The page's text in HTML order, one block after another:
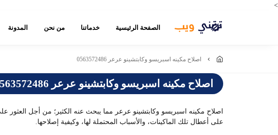
>
الصفحة الرئيسية خدماتنا من نحن المدونة
اصلاح مكينه اسبريسو وكابتشينو عرعر 0563572486
اصلاح مكينه اسبريسو وكابتشينو عرعر 0563572486
اصلاح مكينه اسبريسو وكابتشينو عرعر مما يبحث عنه الكثير؛ من أجل
على أعطال تلك الماكينات، والأسباب المحتملة لها، وكيفية إصلاحها.